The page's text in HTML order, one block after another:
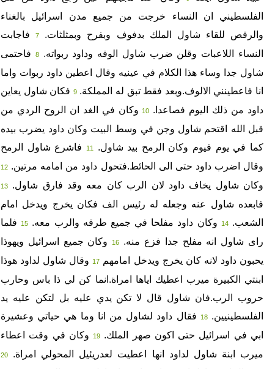
الفلسطيني ان النساء خرجت من جميع مدن اسرائيل بالغناء
والرقص للقاء شاول الملك بدفوف وبفرح وبمثلثات.
7فاجابت
النساء اللاعبات وقلن ضرب شاول الوفه وداود ربواته.8
فاحتمى
شاول جدا وساء هذا الكلام في عينيه وقال اعطين داود ربوات واما
انا فاعطينني الالوف.وبعد فقط تبق له المملكة.9 فكان شاول يعاين
داود من ذلك اليوم فصاعدا. 10 وكان في الغد ان الروح الردي من
قبل الله اقتحم شاول وجن في وسط البيت وكان داود يضرب بيده
كما في يوم فيوم وكان الرمح بيد شاول.
11
فاشرع شاول الرمح
وقال اضرب داود حتى الى الحائط.فتحول داود من امامه مرتين. 12
وكان شاول يخاف داود لان الرب كان معه وقد فارق شاول. 13
فابعده شاول عنه وجعله له رئيس الف فكان يخرج ويدخل امام
الشعب.14 وكان داود مفلحا في جميع طرقه والرب معه. 15
فلما
راى شاول انه مفلح جدا فزع منه.
16
وكان جميع اسرائيل ويهوذا
يحبون داود لانه كان يخرج ويدخل امامهم 17 وقال شاول لداود هوذا
ابنتي الكبيرة ميرب اعطيك اياها امراة.انما كن لي ذا باس وحارب
حروب الرب.فان شاول قال لا تكن يدي عليه بل لتكن عليه يد
الفلسطينيين.18
فقال داود لشاول من انا وما هي حياتي وعشيرة
ابي في اسرائيل حتى اكون صهر الملك. 19
وكان في وقت اعطاء
ميرب ابنة شاول لداود انها اعطيت لعدريئيل المحولي امراة.
20